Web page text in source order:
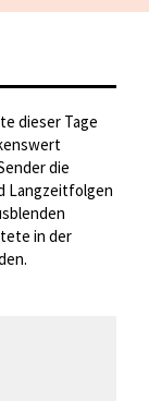
dieser Tage
die
Langzeitfolgen
in der